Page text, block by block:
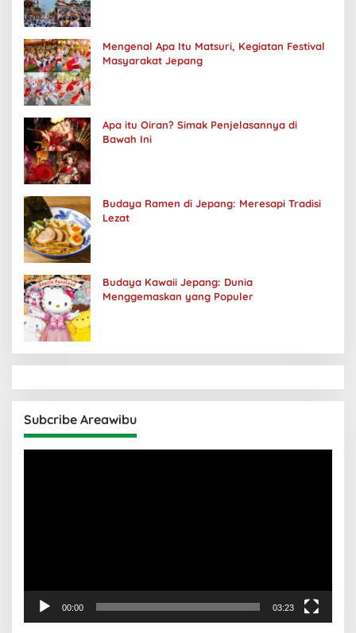
Mengenal Apa Itu Matsuri, Kegiatan Festival
Masyarakat Jepang
Apa itu Oiran? Simak Penjelasannya di
Bawah Ini
Budaya Ramen di Jepang: Meresapi Tradisi
Lezat
Budaya Kawaii Jepang: Dunia
Menggemaskan yang Populer
Subcribe Areawibu
00:00 03:23